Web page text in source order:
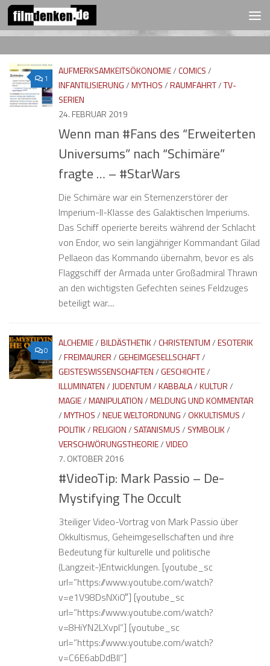
Zum Inhalt springenFOLGEN:
1
AUFMERKSAMKEITSÖKONOMIE/COMICS/
INFANTILISIERUNG/MYTHOS/RAUMFAHRT/TV-
SERIEN
24. FEBRUAR 2019
Wenn man #Fans des “Erweiterten
Universums” nach “Schimäre”
fragte … – #StarWars
Die Schimäre war ein Sternenzerstörer der
Imperium-II-Klasse des Galaktischen Imperiums.
Das Schiff operierte bereits während der Schlacht
von Endor, wo sein langjähriger Kommandant Gilad
Pellaeon das Kommando übernahm, bevor es als
Flaggschiff der Armada unter Großadmiral Thrawn
an den wichtigsten Gefechten seines Feldzuges
beteiligt war....
0
ALCHEMIE/BILDÄSTHETIK/CHRISTENTUM/ESOTERIK
/FREIMAURER/GEHEIMGESELLSCHAFT/
GEISTESWISSENSCHAFTEN/GESCHICHTE/
ILLUMINATEN/ JUDENTUM/KABBALA/KULTUR/
MAGIE/MANIPULATION/MELDUNG UND KOMMENTAR
/MYTHOS/NEUE WELTORDNUNG/OKKULTISMUS/
POLITIK/RELIGION/ SATANISMUS/ SYMBOLIK/
VERSCHWÖRUNGSTHEORIE/VIDEO
7. OKTOBER 2016
#VideoTip: Mark Passio – De-
Mystifying The Occult
3teiliger Video-Vortrag von Mark Passio über
Okkultismus, Geheimgesellschaften und ihre
Bedeutung für kulturelle und politische
(Langzeit-)Entwicklungen. [youtube_sc
url=”https://www.youtube.com/watch?
v=e1V98DsNXi0″] [youtube_sc
url=”https://www.youtube.com/watch?
v=8HiYN2LXvpI”] [youtube_sc
url=”https://www.youtube.com/watch?
v=C6E6abDdBII”]